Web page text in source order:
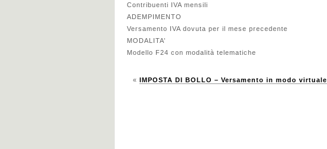
Contribuenti IVA mensili
ADEMPIMENTO
Versamento IVA dovuta per il mese precedente
MODALITA’
Modello F24 con modalità telematiche
« IMPOSTA DI BOLLO – Versamento in modo virtuale